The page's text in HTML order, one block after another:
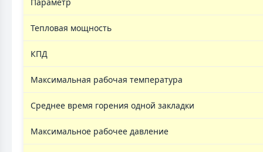
Параметр
Тепловая мощность
КПД
Максимальная рабочая температура
Среднее время горения одной закладки
Максимальное рабочее давление